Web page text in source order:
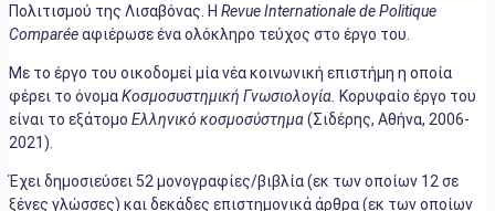
Πολιτισμού της Λισαβόνας. Η RevueInternationaledePolitique
Comparéeαφιέρωσε ένα ολόκληρο τεύχος στο έργο του.
Με το έργο του οικοδομεί μία νέα κοινωνική επιστήμη η οποία
φέρει το όνομαΚοσμοσυστημική Γνωσιολογία. Κορυφαίο έργο του
είναι το εξάτομο Ελληνικό κοσμοσύστημα(Σιδέρης, Αθήνα, 2006-
2021).
Έχει δημοσιεύσει 52 μονογραφίες/βιβλία (εκ των οποίων 12 σε
ξένες γλώσσες) και δεκάδες επιστημονικά άρθρα (εκ των οποίων